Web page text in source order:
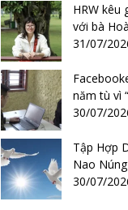
HRW kêu
với bà
31/07/
năm tù vì
30/07/
Tập Hợp
Nao
30/07/